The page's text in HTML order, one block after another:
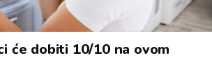
će dobiti 10/10 na ovom